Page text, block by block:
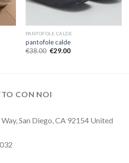
PANTOFOLE CALDE
pantofole calde
€38.00 €29.00
CON NOI
San Diego, CA 92154 United